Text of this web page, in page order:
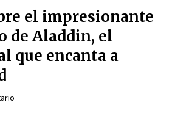
el impresionante
de Aladdin, el
que encanta a